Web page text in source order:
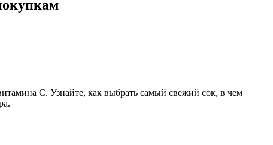
C. Узнайте, как выбрать самый свежий сок, в чем